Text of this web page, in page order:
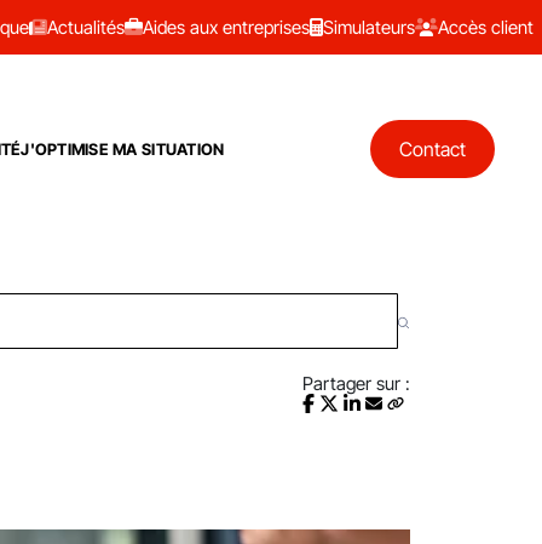
Actualités Aides aux entreprises Simulateurs Accès client
J'OPTIMISE MA SITUATION Contact
Partager sur :